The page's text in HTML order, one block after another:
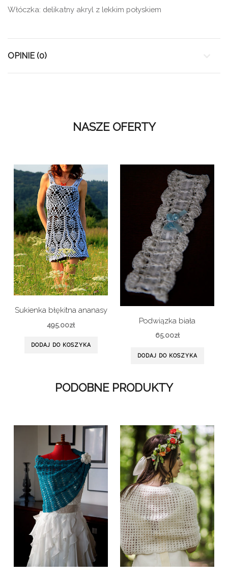
Włóczka: delikatny akryl z lekkim połyskiem
OPINIE (0)
NASZE OFERTY
Sukienka błękitna ananasy
495.00zł
DODAJ DO KOSZYKA
Podwiązka biała
65.00zł
DODAJ DO KOSZYKA
PODOBNE PRODUKTY